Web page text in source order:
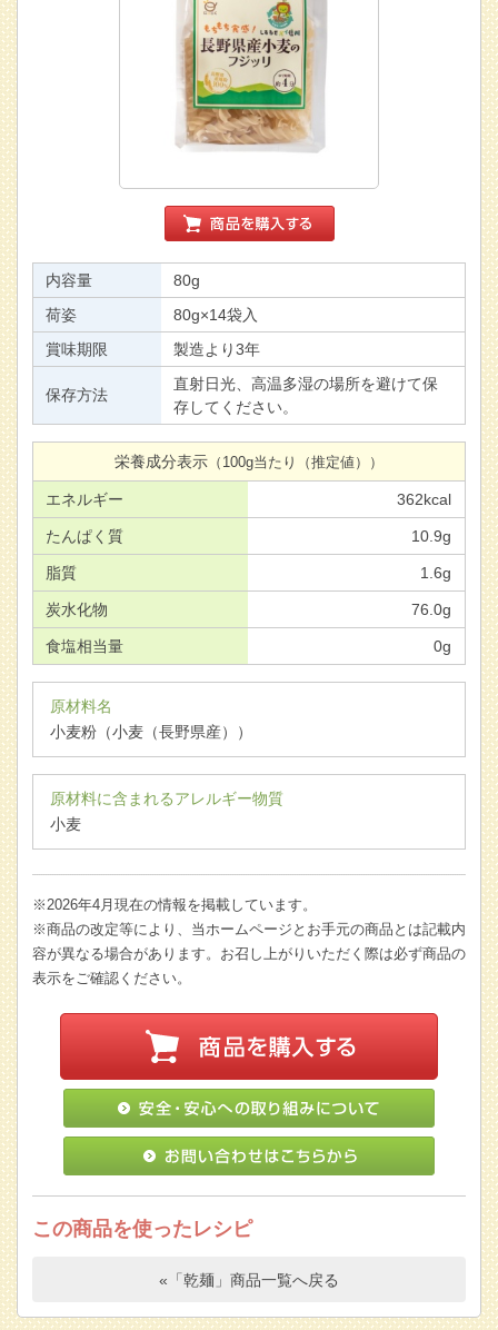
内容量
80g
荷姿
80g×14袋入
賞味期限
製造より3年
保存方法
直射日光、高温多湿の場所を避けて保
存してください。
栄養成分表示（100g当たり（推定値））
エネルギー 362kcal
たんぱく質 10.9g
脂質 1.6g
炭水化物 76.0g
食塩相当量 0g
原材料名
小麦粉（小麦（長野県産））
原材料に含まれるアレルギー物質
小麦
※2026年4月現在の情報を掲載しています。
※商品の改定等により、当ホームページとお手元の商品とは記載内
容が異なる場合があります。お召し上がりいただく際は必ず商品の
表示をご確認ください。
この商品を使ったレシピ
«「乾麺」商品一覧へ戻る